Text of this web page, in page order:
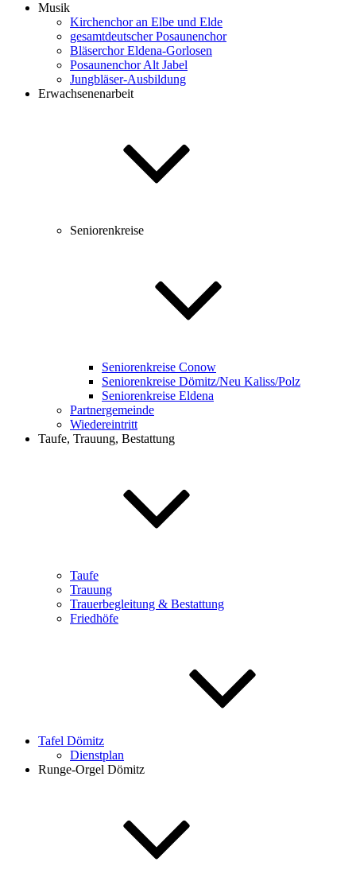
Musik
Kirchenchor an Elbe und Elde
gesamtdeutscher Posaunenchor
Bläserchor Eldena-Gorlosen
Posaunenchor Alt Jabel
Jungbläser-Ausbildung
Erwachsenenarbeit
Seniorenkreise
Seniorenkreise Conow
Seniorenkreise Dömitz/Neu Kaliss/Polz
Seniorenkreise Eldena
Partnergemeinde
Wiedereintritt
Taufe, Trauung, Bestattung
Taufe
Trauung
Trauerbegleitung & Bestattung
Friedhöfe
Tafel Dömitz
Dienstplan
Runge-Orgel Dömitz